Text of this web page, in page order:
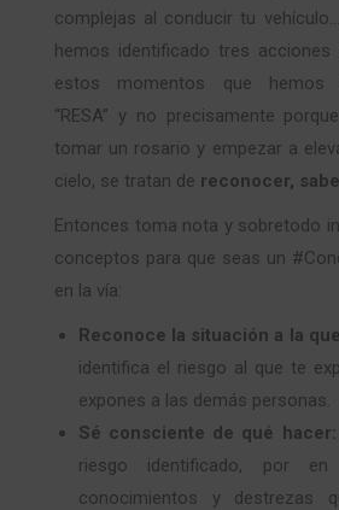
complejas al conducir tu
hemos identificado tres acciones
estos momentos que hemos
“RESA” y no precisamente
tomar un rosario y empezar a
cielo, se tratan de reconocer,
Entonces toma nota y sobretodo
conceptos para que seas un
en la vía:
Reconoce la situación a la
identifica el riesgo al que te
expones a las demás personas.
Sé consciente de qué hacer:
riesgo identificado, por
conocimientos y destrezas